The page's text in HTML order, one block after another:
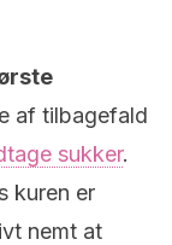
af tilbagefald
sukker.
kuren er
nemt at